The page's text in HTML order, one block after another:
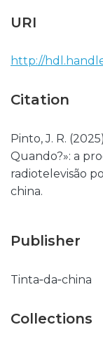
URI
http://
Citation
Pinto, J. R.
Quando?»: a
radiotelevisão
china.
Publisher
Tinta‑da‑china
Collections